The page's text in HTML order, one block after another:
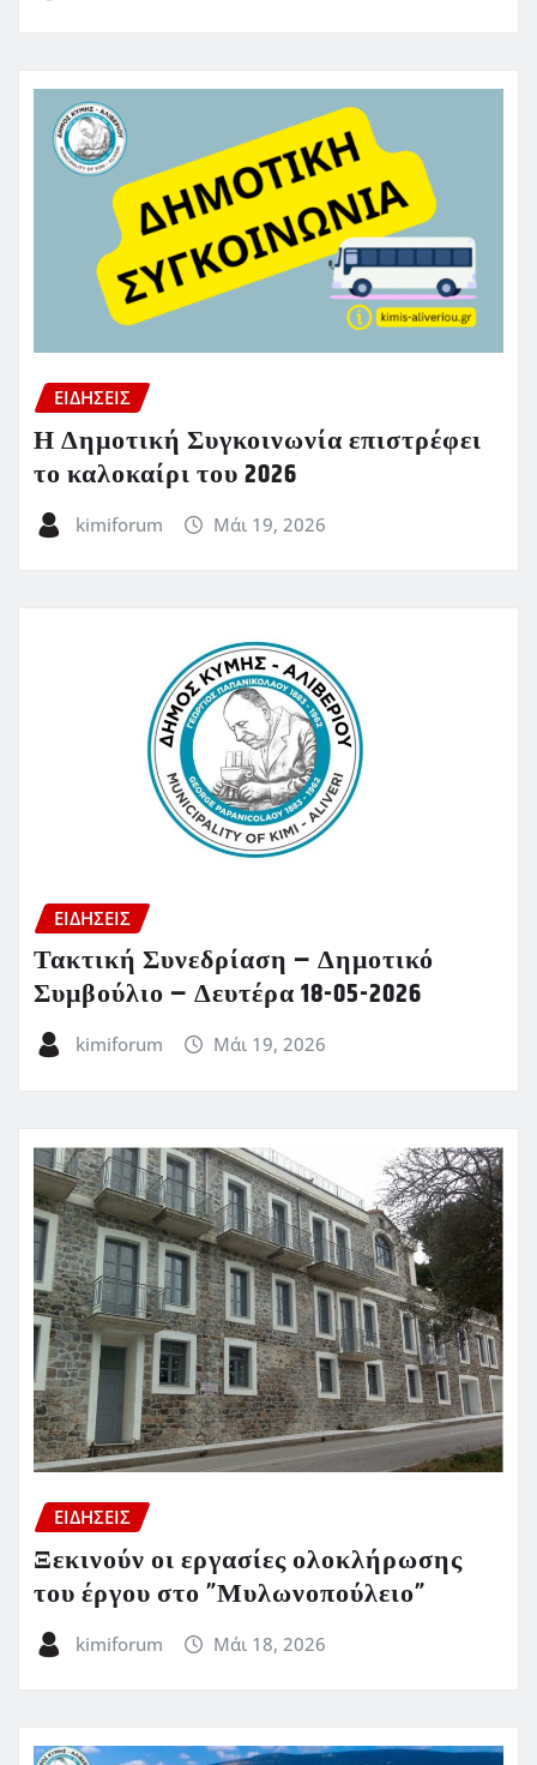
ΕΙΔΗΣΕΙΣ
Η Δημοτική Συγκοινωνία επιστρέφει
το καλοκαίρι του 2026
kimiforum Μάι 19, 2026
ΕΙΔΗΣΕΙΣ
Τακτική Συνεδρίαση – Δημοτικό
Συμβούλιο – Δευτέρα 18-05-2026
kimiforum Μάι 19, 2026
ΕΙΔΗΣΕΙΣ
Ξεκινούν οι εργασίες ολοκλήρωσης
του έργου στο ”Μυλωνοπούλειο”
kimiforum Μάι 18, 2026